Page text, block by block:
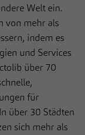
Welt ein.
von mehr als
indem es
und Services
über 70
für
über 30 Städten
sich mehr als